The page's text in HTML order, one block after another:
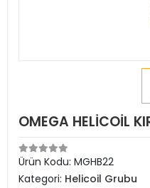
OMEGA HELİCOİL
Ürün Kodu: MGHB22
Kategori: Helicoil Grubu